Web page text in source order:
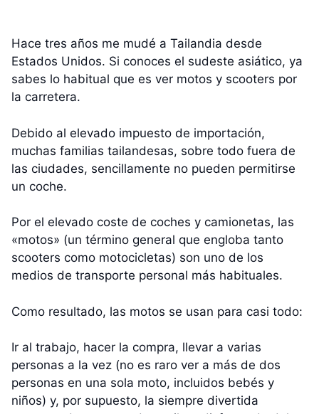
Hace tres años me mudé a Tailandia desde
Estados Unidos. Si conoces el sudeste asiático, ya
sabes lo habitual que es ver motos y scooters por
la carretera.
Debido al elevado impuesto de importación,
muchas familias tailandesas, sobre todo fuera de
las ciudades, sencillamente no pueden permitirse
un coche.
Por el elevado coste de coches y camionetas, las
«motos» (un término general que engloba tanto
scooters como motocicletas) son uno de los
medios de transporte personal más habituales.
Como resultado, las motos se usan para casi todo:
Ir al trabajo, hacer la compra, llevar a varias
personas a la vez (no es raro ver a más de dos
personas en una sola moto, incluidos bebés y
niños) y, por supuesto, la siempre divertida